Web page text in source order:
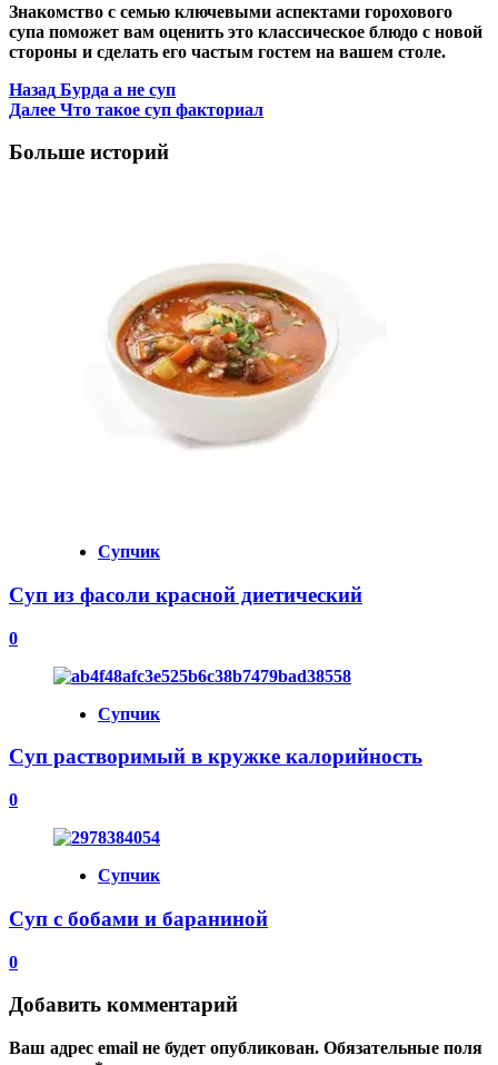
Знакомство с семью ключевыми аспектами горохового
супа поможет вам оценить это классическое блюдо с новой
стороны и сделать его частым гостем на вашем столе.
Post
Navigation
Назад Бурда а не суп
Далее Что такое суп факториал
Больше историй
Супчик
Суп из фасоли красной диетический
0
Супчик
Суп растворимый в кружке калорийность
0
Супчик
Суп с бобами и бараниной
0
Добавить комментарий
Ваш адрес email не будет опубликован. Обязательные поля